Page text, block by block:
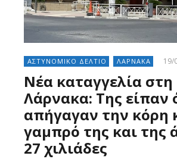
ΑΣΤΥΝΟΜΙΚΟ ΔΕΛΤΙΟ ΛΑΡΝΑΚΑ 19/
Νέα καταγγελία στη
Λάρνακα: Της είπαν
απήγαγαν την κόρη
γαμπρό της και της
27 χιλιάδες